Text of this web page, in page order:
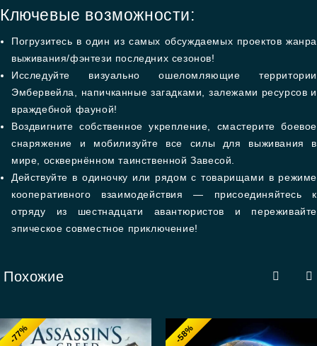
Ключевые возможности:
Погрузитесь в один из самых обсуждаемых проектов жанра
выживания/фэнтези последних сезонов!
Исследуйте визуально ошеломляющие территории
Эмбервейла, напичканные загадками, залежами ресурсов и
враждебной фауной!
Воздвигните собственное укрепление, смастерите боевое
снаряжение и мобилизуйте все силы для выживания в
мире, осквернённом таинственной Завесой.
Действуйте в одиночку или рядом с товарищами в режиме
кооперативного взаимодействия — присоединяйтесь к
отряду из шестнадцати авантюристов и переживайте
эпическое совместное приключение!
Похожие
-77% -58%